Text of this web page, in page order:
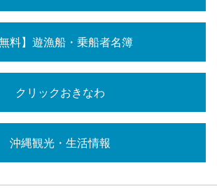
無料】遊漁船・乗船者名簿
クリックおきなわ
沖縄観光・生活情報